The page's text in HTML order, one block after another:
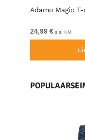
Adamo Magic
24,99 € sis. KM